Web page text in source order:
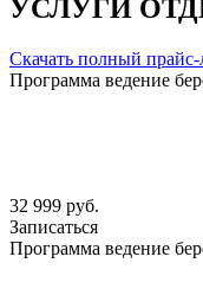
УСЛУГИ
Скачать полный прайс-
Программа ведение
32 999 руб.
Записаться
Программа ведение